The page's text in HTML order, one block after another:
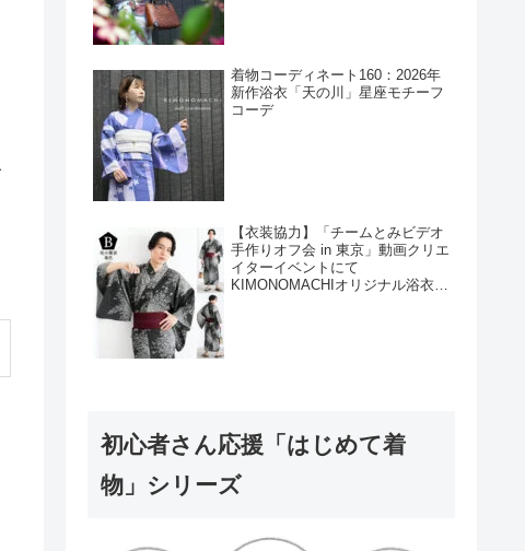
着物コーディネート160：2026年
新作浴衣「天の川」星座モチーフ
コーデ
【衣装協力】「チームとみビデオ
手作りオフ会 in 東京」動画クリエ
イターイベントにて
KIMONOMACHIオリジナル浴衣を
初心者さん応援「はじめて着
物」シリーズ